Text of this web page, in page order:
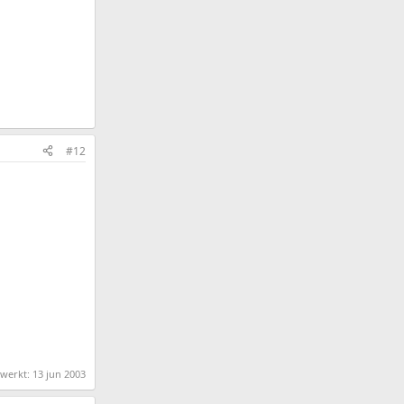
#12
13 jun 2003